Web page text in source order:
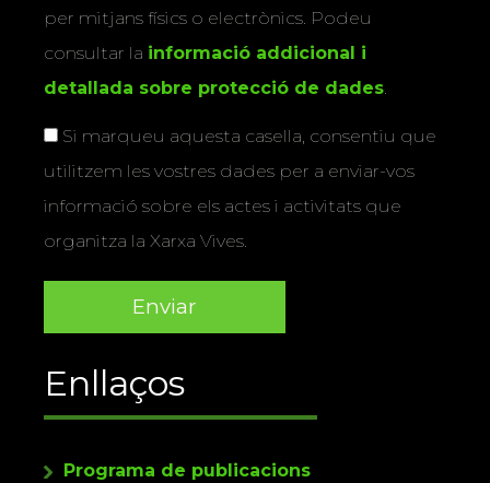
per mitjans físics o electrònics. Podeu
consultar la informació addicional i
detallada sobre protecció de dades.
Si marqueu aquesta casella, consentiu que
utilitzem les vostres dades per a enviar-vos
informació sobre els actes i activitats que
organitza la Xarxa Vives.
Enllaços
Programa de publicacions